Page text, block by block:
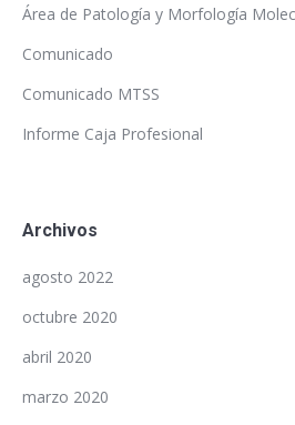
Área de Patología y Morfología
Comunicado
Comunicado MTSS
Informe Caja Profesional
Archivos
agosto 2022
octubre 2020
abril 2020
marzo 2020